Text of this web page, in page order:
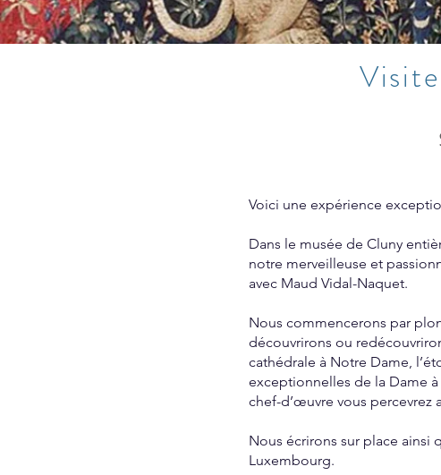
Voici une expérience
Dans le musée de Cluny
notre merveilleuse et
avec Maud Vidal-Naquet.
Nous commencerons par
découvrirons ou
cathédrale à Notre Dame,
exceptionnelles de la Dame
chef-d’œuvre vous percevrez
Nous écrirons sur place ainsi
Luxembourg.